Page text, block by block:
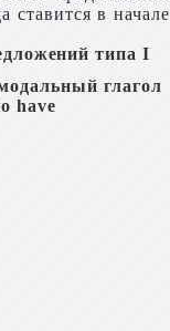
ставится в начале
типа I
глагол
have